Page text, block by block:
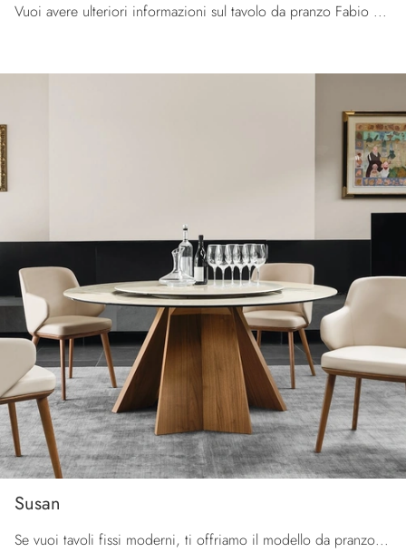
Vuoi avere ulteriori informazioni sul tavolo da pranzo Fabio di La Primavera? Clicca e scopri di più sui modelli consolle dell'azienda.
Susan
Se vuoi tavoli fissi moderni, ti offriamo il modello da pranzo in ceramica Susan della firma Calligaris.